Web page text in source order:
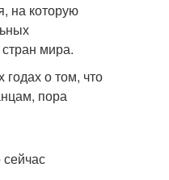
на которую
мира.
о том, что
пора